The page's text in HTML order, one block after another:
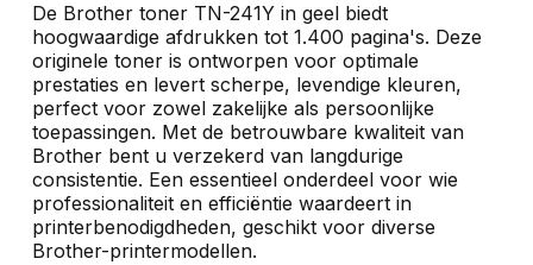
De Brother toner TN-241Y in geel biedt
hoogwaardige afdrukken tot 1.400 pagina's. Deze
originele toner is ontworpen voor optimale
prestaties en levert scherpe, levendige kleuren,
perfect voor zowel zakelijke als persoonlijke
toepassingen. Met de betrouwbare kwaliteit van
Brother bent u verzekerd van langdurige
consistentie. Een essentieel onderdeel voor wie
professionaliteit en efficiëntie waardeert in
printerbenodigdheden, geschikt voor diverse
Brother-printermodellen.